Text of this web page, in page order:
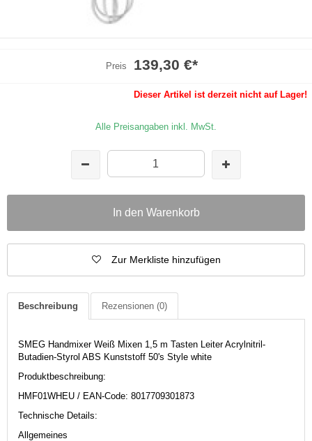
Preis 139,30 €*
Dieser Artikel ist derzeit nicht auf Lager!
Alle Preisangaben inkl. MwSt.
In den Warenkorb
Zur Merkliste hinzufügen
Beschreibung Rezensionen (0)
SMEG Handmixer Weiß Mixen 1,5 m Tasten Leiter Acrylnitril-
Butadien-Styrol ABS Kunststoff 50's Style white
Produktbeschreibung:
HMF01WHEU / EAN-Code: 8017709301873
Technische Details:
Allgemeines